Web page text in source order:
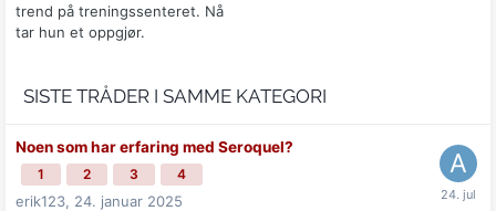
trend på treningssenteret. Nå
tar hun et oppgjør.
SISTE TRÅDER I SAMME KATEGORI
Noen som har erfaring med Seroquel?
1 2 3 4
erik123, 24. januar 2025